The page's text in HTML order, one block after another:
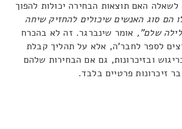
האם תוצאות הבחירה יכולות להפוך
הם סוג האנשים שיכולים להחזיק שיחה
שלם", אומר שינברגר. זה לא בהכרח
לספר לחבר'ה, אלא על תהליך קבלת
ובזיכרונות, גם אם הבחירות שלהם
זיכרונות פרטיים בלבד.